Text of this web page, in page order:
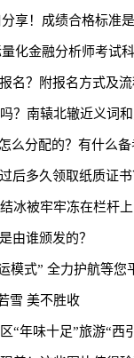
享！成绩合格标准是
化金融分析师考试
名？附报名方式及
？南辕北辙近义词和
么分配的？有什么备
后多久领取纸质证
冰被牢牢冻在栏杆上
由谁颁发的？
模式” 全力护航等您
雪 美不胜收
“年味十足”旅游“西